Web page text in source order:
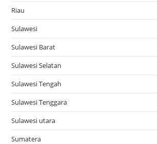
Riau
Sulawesi
Sulawesi Barat
Sulawesi Selatan
Sulawesi Tengah
Sulawesi Tenggara
Sulawesi utara
Sumatera